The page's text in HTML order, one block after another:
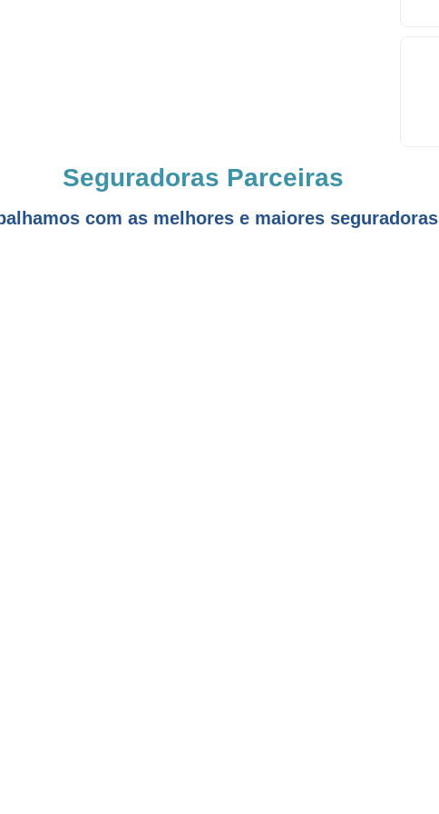
Seguradoras Parceiras
com as melhores e maiores seguradoras